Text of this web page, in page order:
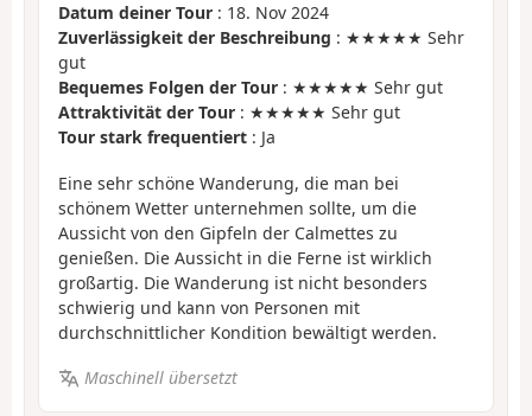
Datum deiner Tour : 18. Nov 2024
Zuverlässigkeit der Beschreibung : ★★★★★ Sehr
gut
Bequemes Folgen der Tour : ★★★★★ Sehr gut
Attraktivität der Tour : ★★★★★ Sehr gut
Tour stark frequentiert : Ja
Eine sehr schöne Wanderung, die man bei
schönem Wetter unternehmen sollte, um die
Aussicht von den Gipfeln der Calmettes zu
genießen. Die Aussicht in die Ferne ist wirklich
großartig. Die Wanderung ist nicht besonders
schwierig und kann von Personen mit
durchschnittlicher Kondition bewältigt werden.
Maschinell übersetzt